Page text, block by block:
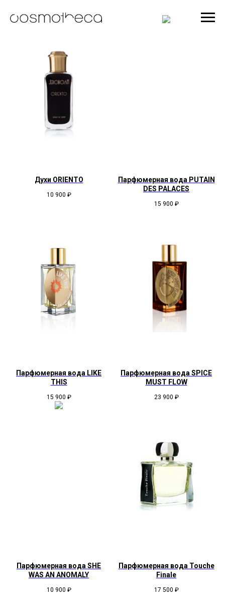
Духи ORIENTO
10 900 ₽
Парфюмерная вода PUTAIN
DES PALACES
15 900 ₽
Парфюмерная вода LIKE
THIS
15 900 ₽
Парфюмерная вода SPICE
MUST FLOW
23 900 ₽
Парфюмерная вода SHE
WAS AN ANOMALY
10 900 ₽
Парфюмерная вода Touche
Finale
17 500 ₽